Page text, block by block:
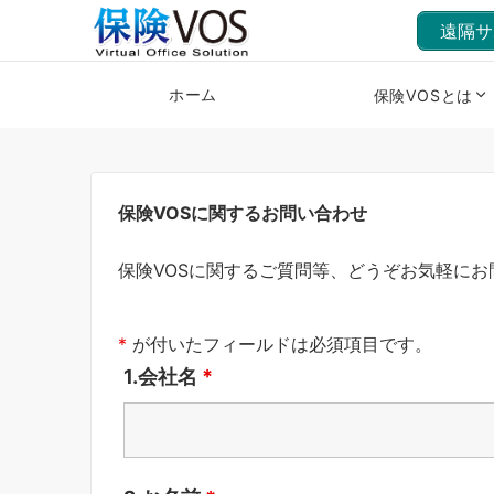
遠隔
ホーム 保険VOSとは
保険VOSに関するお問い合わせ
保険VOSに関するご質問等、どうぞお気軽に
* が付いたフィールドは必須項目です。
1.会社名 *